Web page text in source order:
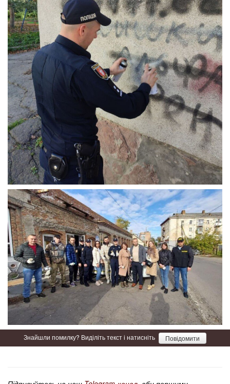
Знайшли помилку? Виділіть текст і натисніть Повідомити